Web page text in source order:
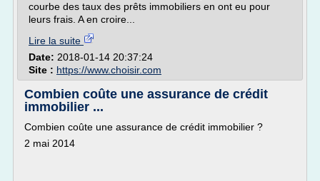
courbe des taux des prêts immobiliers en ont eu pour
leurs frais. A en croire...
Lire la suite
Date: 2018-01-14 20:37:24
Site : https://www.choisir.com
Combien coûte une assurance de crédit
immobilier ...
Combien coûte une assurance de crédit immobilier ?
2 mai 2014